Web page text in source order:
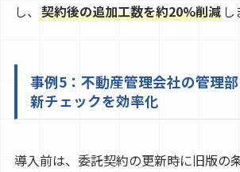
し、 契約後の追加工数を約20%削減し
事例5：不動産管理会社の管理
新チェックを効率化
導入前は、委託契約の更新時に旧版の